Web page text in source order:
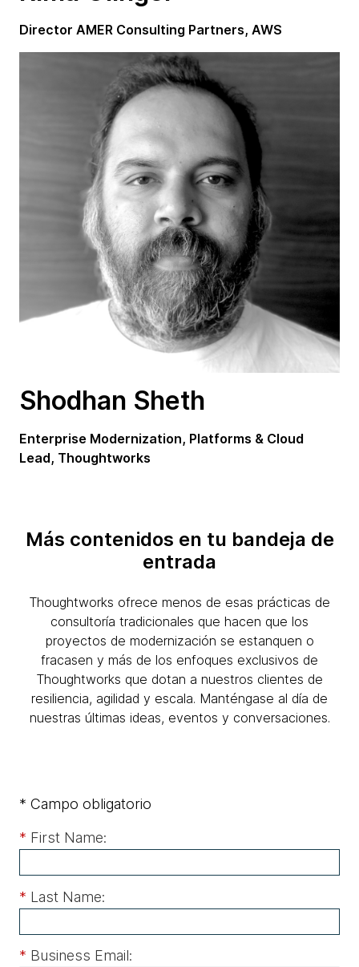
Director AMER Consulting Partners, AWS
Shodhan Sheth
Enterprise Modernization, Platforms & Cloud
Lead, Thoughtworks
Más contenidos en tu bandeja de
entrada
Thoughtworks ofrece menos de esas prácticas de
consultoría tradicionales que hacen que los
proyectos de modernización se estanquen o
fracasen y más de los enfoques exclusivos de
Thoughtworks que dotan a nuestros clientes de
resiliencia, agilidad y escala. Manténgase al día de
nuestras últimas ideas, eventos y conversaciones.
* Campo obligatorio
* First Name:
* Last Name:
* Business Email: